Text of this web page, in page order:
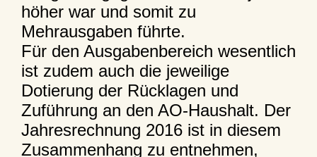
höher war und somit zu
Mehrausgaben führte.
Für den Ausgabenbereich wesentlich
ist zudem auch die jeweilige
Dotierung der Rücklagen und
Zuführung an den AO-Haushalt. Der
Jahresrechnung 2016 ist in diesem
Zusammenhang zu entnehmen,